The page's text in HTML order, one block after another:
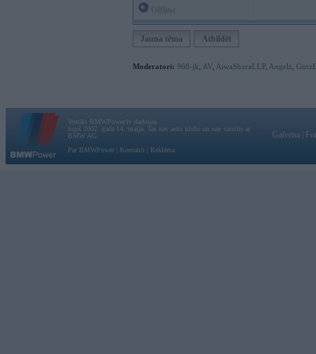
Jauna tēma Atbildēt
Moderatori: 968-jk AV AiwaShuraLLP, Angelz
Vortāls BMWPower.lv darbojas
kopš 2002. gada 14. maija. Tas nav auto klubs un nav saistīts ar
BMW AG.
Par BMWPower
Kontakti Reklāma
Galvena